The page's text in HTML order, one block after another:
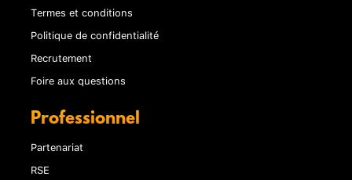
Termes et conditions
Politique de confidentialité
Recrutement
Foire aux questions
Professionnel
Partenariat
RSE